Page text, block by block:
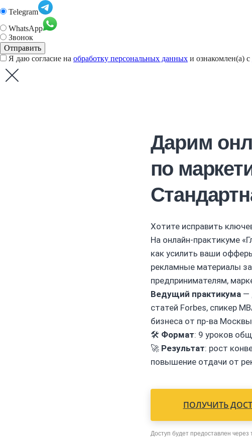
Telegram
WhatsApp
Звонок
Я даю согласие на обработку персональных данных и ознакомлен(а) с
Дарим
по
Хотите исправить
На онлайн-практикуме
как усилить ваши
рекламные материалы
предпринимателям,
Ведущий практикума—
статей Forbes, спикер
бизнеса от пр-ва
🛠 Формат: 9 уроков
🚀 Результат: рост
повышение отдачи от
ПОЛУЧИТЬ
Доступ будет предоставлен через